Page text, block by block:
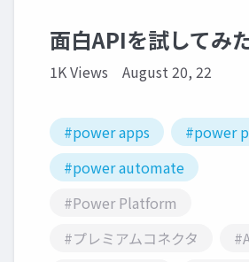
面白APIを試してみ
1K Views August 20, 22
#power apps
#power
#power automate
#Power Platform
#プレミアムコネクタ